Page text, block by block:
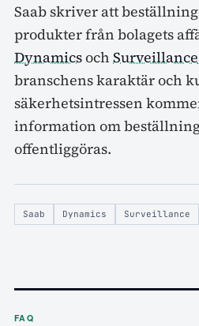
Saab skriver att
produkter från bolagets
Dynamicsoch Surveillance
branschens karaktär och
säkerhetsintressen
information om
offentliggöras.
Saab Dynamics Surveillance
FAQ